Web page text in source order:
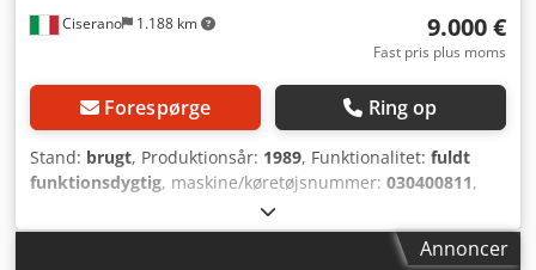
Ciserano 1.188 km 9.000 €
Fast pris plus moms
Forespørge Ring op
Stand: brugt, Produktionsår: 1989, Funktionalitet: fuldt
funktionsdygtig, maskine/køretøjsnummer: 030400811,
Ligestrøm
opsamlingssystem fra Bobst, i god stand, brugt og
istandsat. Udførelsen er med udløb til højre, men kan også
Annoncer